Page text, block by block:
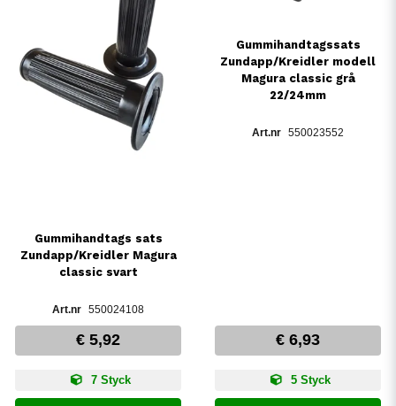
Gummihandtags sats
Zundapp/Kreidler Magura
classic svart
550024108
€ 5,92
7 Styck
Gummihandtagssats
Zundapp/Kreidler modell
Magura classic grå
22/24mm
550023552
€ 6,93
5 Styck